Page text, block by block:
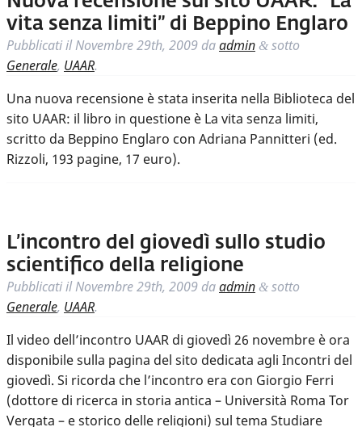
vita senza limiti” di Beppino Englaro
Pubblicati ilNovembre 29th, 2009 daadmin & sotto
Generale, UAAR.
Una nuova recensione è stata inserita nella Biblioteca del
sito UAAR: il libro in questione è La vita senza limiti,
scritto da Beppino Englaro con Adriana Pannitteri (ed.
Rizzoli, 193 pagine, 17 euro).
L’incontro del giovedì sullo studio
scientifico della religione
Pubblicati ilNovembre 29th, 2009 daadmin & sotto
Generale, UAAR.
Il video dell’incontro UAAR di giovedì 26 novembre è ora
disponibile sulla pagina del sito dedicata agli Incontri del
giovedì. Si ricorda che l’incontro era con Giorgio Ferri
(dottore di ricerca in storia antica – Università Roma Tor
Vergata – e storico delle religioni) sul tema Studiare